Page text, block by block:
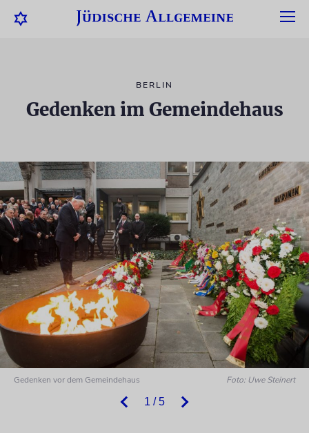
BERLIN
Gedenken im Gemeindehaus
1 / 5
Gedenken vor dem Gemeindehaus Foto: Uwe Steinert